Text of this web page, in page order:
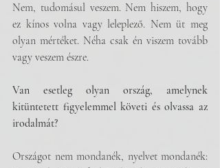
Nem, tudomásul veszem. Nem hiszem, hogy
ez kínos volna vagy leleplező. Nem üt meg
olyan mértéket. Néha csak én viszem tovább
vagy veszem észre.
Van esetleg olyan ország, amelynek
kitüntetett figyelemmel követi és olvassa az
irodalmát?
Országot nem mondanék, nyelvet mondanék: